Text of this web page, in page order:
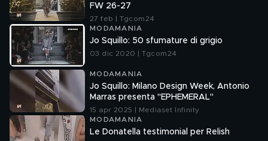
FW 26-27
27 feb | Tgcom24
MODAMANIA
Jo Squillo: 50 sfumature di grigio
03 dic 2020 | Tgcom24
MODAMANIA
Jo Squillo: Milano Design Week, Antonio
Marras presenta "EPHEMERAL"
15 apr 2025 | Mediaset Infinity
MODAMANIA
Le Donatella testimonial per Relish